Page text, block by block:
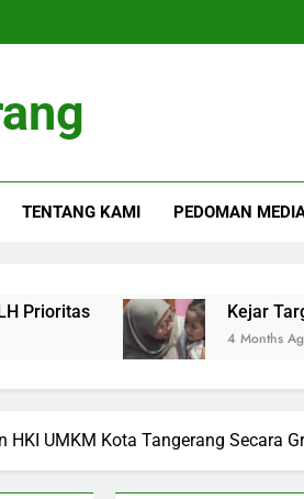
TENTANG KAMI PEDOMAN
Kejar Target ORI
4 Months Ago
UMKM Kota Tangerang Secara